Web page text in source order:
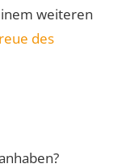
weiteren
des